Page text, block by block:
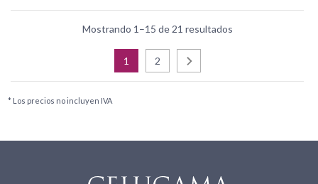
Mostrando 1–15 de 21 resultados
1 2
* Los precios no incluyen IVA